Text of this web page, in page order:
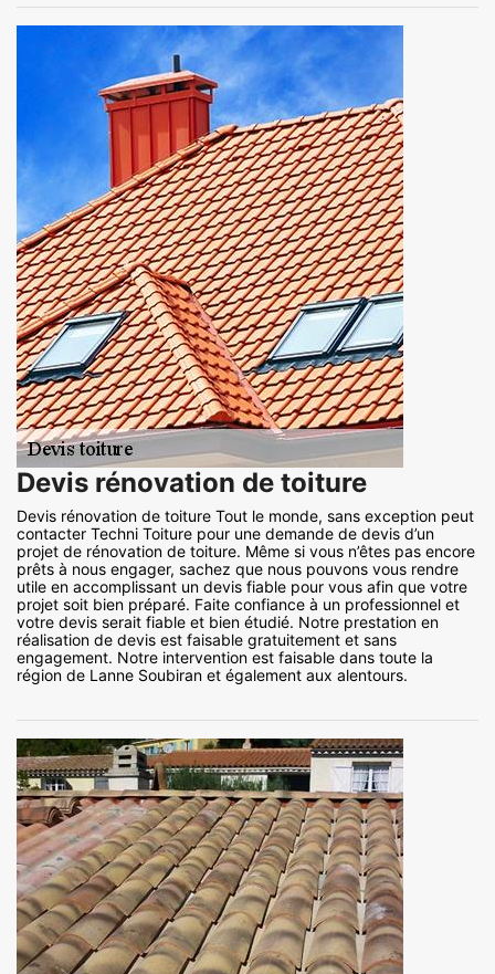
Devis rénovation de toiture
Devis rénovation de toiture Tout le monde, sans exception peut
contacter Techni Toiture pour une demande de devis d’un
projet de rénovation de toiture. Même si vous n’êtes pas encore
prêts à nous engager, sachez que nous pouvons vous rendre
utile en accomplissant un devis fiable pour vous afin que votre
projet soit bien préparé. Faite confiance à un professionnel et
votre devis serait fiable et bien étudié. Notre prestation en
réalisation de devis est faisable gratuitement et sans
engagement. Notre intervention est faisable dans toute la
région de Lanne Soubiran et également aux alentours.